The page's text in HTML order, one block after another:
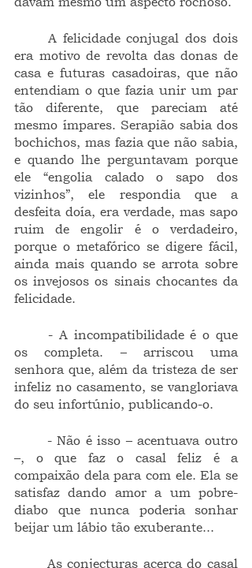
era motivo de revolta das donas de
casa e futuras casadoiras, que não
entendiam o que fazia unir um par
tão diferente, que pareciam até
mesmo ímpares. Serapião sabia dos
bochichos, mas fazia que não sabia,
e quando lhe perguntavam porque
ele “engolia calado o sapo dos
vizinhos”, ele respondia que a
desfeita doía, era verdade, mas sapo
ruim de engolir é o verdadeiro,
porque o metafórico se digere fácil,
ainda mais quando se arrota sobre
os invejosos os sinais chocantes da
felicidade.
os completa. – arriscou uma
senhora que, além da tristeza de ser
infeliz no casamento, se vangloriava
do seu infortúnio, publicando-o.
–, o que faz o casal feliz é a
compaixão dela para com ele. Ela se
satisfaz dando amor a um pobre-
diabo que nunca poderia sonhar
beijar um lábio tão exuberante...